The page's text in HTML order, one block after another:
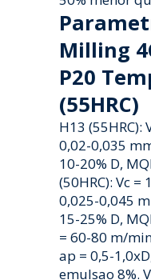
Milling
P20
(55HRC)
H13 (55HRC):
0,02-0,035
10-20% D,
(50HRC): Vc
0,025-0,045
15-25% D,
= 60-80 m/
ap = 0,5-
emulsao 8%.